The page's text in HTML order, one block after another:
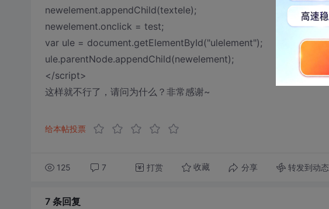
newelement.appendChild(textele);
newelement.onclick = test;
var ule = document.getElementById("ulelement");
ule.parentNode.appendChild(newelement);
</script>
这样就不行了，请问为什么？非常感谢~
给本帖投票
125 7 打赏 收藏 分享 转发到动态
7 条回复